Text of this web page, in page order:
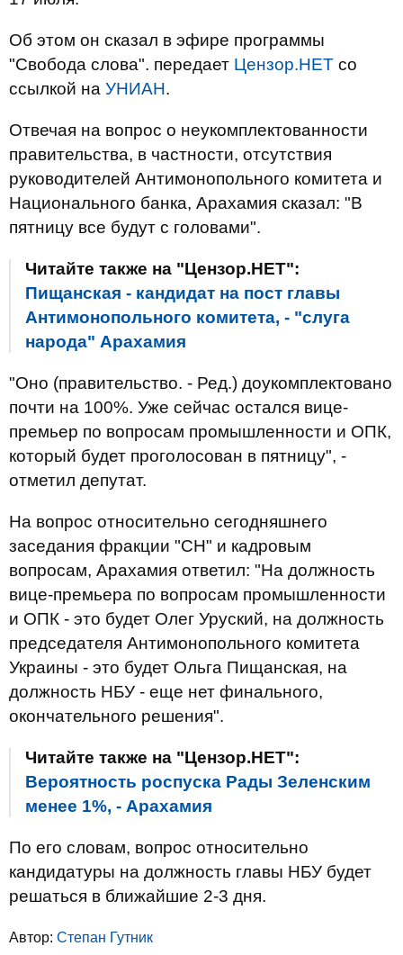
Об этом он сказал в эфире программы
"Свобода слова". передает Цензор.НЕТ со
ссылкой на УНИАН.
Отвечая на вопрос о неукомплектованности
правительства, в частности, отсутствия
руководителей Антимонопольного комитета и
Национального банка, Арахамия сказал: "В
пятницу все будут с головами".
Читайте также на "Цензор.НЕТ":
Пищанская - кандидат на пост главы
Антимонопольного комитета, - "слуга
народа" Арахамия
"Оно (правительство. - Ред.) доукомплектовано
почти на 100%. Уже сейчас остался вице-
премьер по вопросам промышленности и ОПК,
который будет проголосован в пятницу", -
отметил депутат.
На вопрос относительно сегодняшнего
заседания фракции "СН" и кадровым
вопросам, Арахамия ответил: "На должность
вице-премьера по вопросам промышленности
и ОПК - это будет Олег Уруский, на должность
председателя Антимонопольного комитета
Украины - это будет Ольга Пищанская, на
должность НБУ - еще нет финального,
окончательного решения".
Читайте также на "Цензор.НЕТ":
Вероятность роспуска Рады Зеленским
менее 1%, - Арахамия
По его словам, вопрос относительно
кандидатуры на должность главы НБУ будет
решаться в ближайшие 2-3 дня.
Автор: Степан Гутник